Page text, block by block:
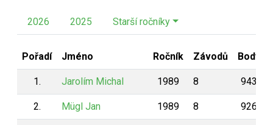
2026 2025 Starší ročníky
Pořadí Jméno Ročník Závodů Body
1. Jarolím Michal 1989 8 943
2. Mügl Jan 1989 8 926